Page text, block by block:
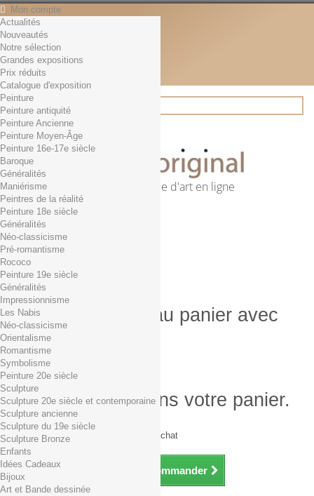
Mon compte
Contact
Français
English
Français
Actualités
Rechercher
Première librairie d'art en ligne
Panier (vide)
Aucun produit
0,01€ dès 29€ d'achat
0,00 € Total
Commander
Produit ajouté au panier avec
succès
Quantité
Total
Il y a 1 produit dans votre panier.
Total produits TTC
Frais de port TTC
0,01€ dès 29€ d'achat
Total TTC
Continuer mes achats Commander
Actualités
Nouveautés
Notre sélection
Grandes expositions
Prix réduits
Catalogue d'exposition
Peinture
Peinture antiquité
Peinture Ancienne
Peinture Moyen-Âge
Peinture 16e-17e siècle
Baroque
Généralités
Maniérisme
Peintres de la réalité
Peinture 18e siècle
Généralités
Néo-classicisme
Pré-romantisme
Rococo
Peinture 19e siècle
Généralités
Impressionnisme
Les Nabis
Néo-classicisme
Orientalisme
Romantisme
Symbolisme
Peinture 20e siècle
Sculpture
Sculpture 20e siècle et contemporaine
Sculpture ancienne
Sculpture du 19e siècle
Sculpture Bronze
Enfants
Idées Cadeaux
Bijoux
Art et Bande dessinée